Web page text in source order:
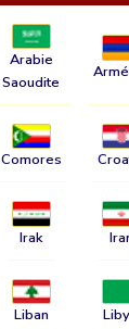
Arabie
Saoudite
Comores
Irak
Liban